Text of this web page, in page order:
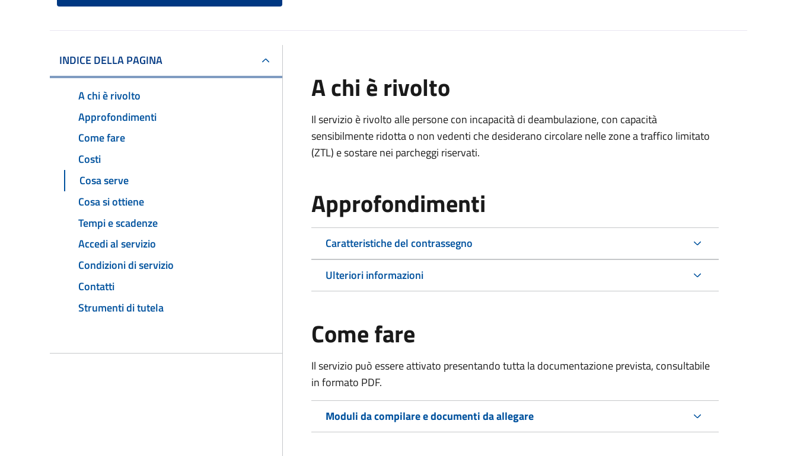
INDICE DELLA PAGINA
A chi è rivolto
Approfondimenti
Come fare
Costi
Cosa serve
Cosa si ottiene
Tempi e scadenze
Accedi al servizio
Condizioni di servizio
Contatti
Strumenti di tutela
A chi è rivolto
Il servizio è rivolto alle persone con incapacità di deambulazione, con capacità
sensibilmente ridotta o non vedenti che desiderano circolare nelle zone a traffico limitato
(ZTL) e sostare nei parcheggi riservati.
Approfondimenti
Caratteristiche del contrassegno
Ulteriori informazioni
Come fare
Il servizio può essere attivato presentando tutta la documentazione prevista, consultabile
in formato PDF.
Moduli da compilare e documenti da allegare